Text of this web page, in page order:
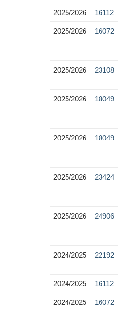
2025/2026 16112
2025/2026 16072
2025/2026 23108
2025/2026 18049
2025/2026 18049
2025/2026 23424
2025/2026 24906
2024/2025 22192
2024/2025 16112
2024/2025 16072